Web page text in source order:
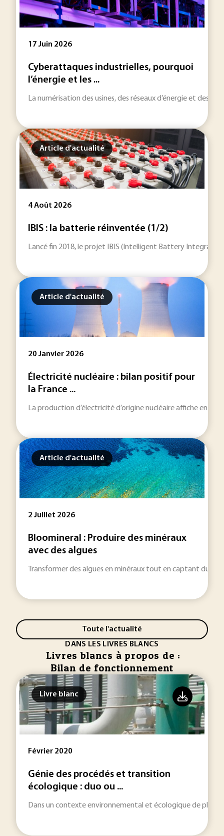
17 Juin 2026
Cyberattaques industrielles, pourquoi
l’énergie et les ...
La numérisation des usines, des réseaux d’énergie et des
Article d'actualité
4 Août 2026
IBIS : la batterie réinventée (1/2)
Lancé fin 2018, le projet IBIS (Intelligent Battery
Article d'actualité
20 Janvier 2026
Électricité nucléaire : bilan positif pour
la France ...
La production d’électricité d’origine nucléaire affiche en
Article d'actualité
2 Juillet 2026
Bloomineral : Produire des minéraux
avec des algues
Transformer des algues en minéraux tout en captant du
Toute l'actualité
DANS LES LIVRES BLANCS
Livres blancs à propos de :
Bilan de fonctionnement
Livre blanc
Février 2020
Génie des procédés et transition
écologique : duo ou ...
Dans un contexte environnemental et écologique de plus